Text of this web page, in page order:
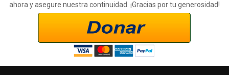
ahora y asegure nuestra continuidad. ¡Gracias por tu generosidad!